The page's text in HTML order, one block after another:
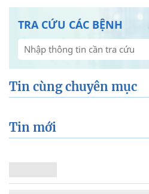
TRA CỨU CÁC BỆNH
Tin cùng chuyên mục
Tin mới